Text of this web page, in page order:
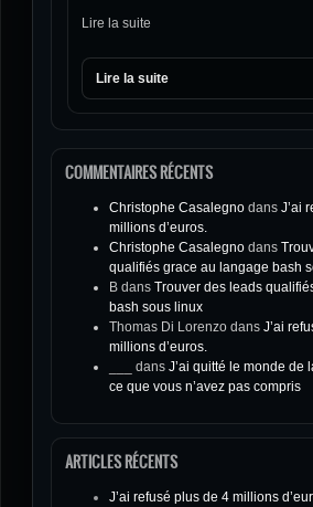
Lire la suite
Lire la suite
COMMENTAIRES RÉCENTS
Christophe Casalegno dans J’ai
millions d’euros.
Christophe Casalegno dans
qualifiés grace au langage bash
B dans Trouver des leads
bash sous linux
Thomas Di Lorenzo dans J’ai
millions d’euros.
dans J’ai quitté le monde
ce que vous n’avez pas compris
ARTICLES RÉCENTS
J’ai refusé plus de 4 millions